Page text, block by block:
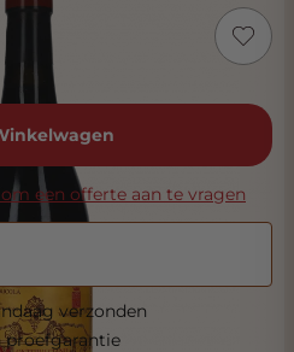
een offerte aan te vragen
verzonden
proefgarantie